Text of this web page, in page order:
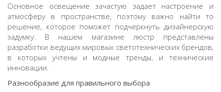
Основное освещение зачастую задает настроение и
атмосферу в пространстве, поэтому важно найти то
решение, которое поможет подчеркнуть дизайнерскую
задумку. В нашем магазине люстр представлены
разработки ведущих мировых светотехнических брендов,
в которых учтены и модные тренды, и технические
инновации.
Разнообразие для правильного выбора